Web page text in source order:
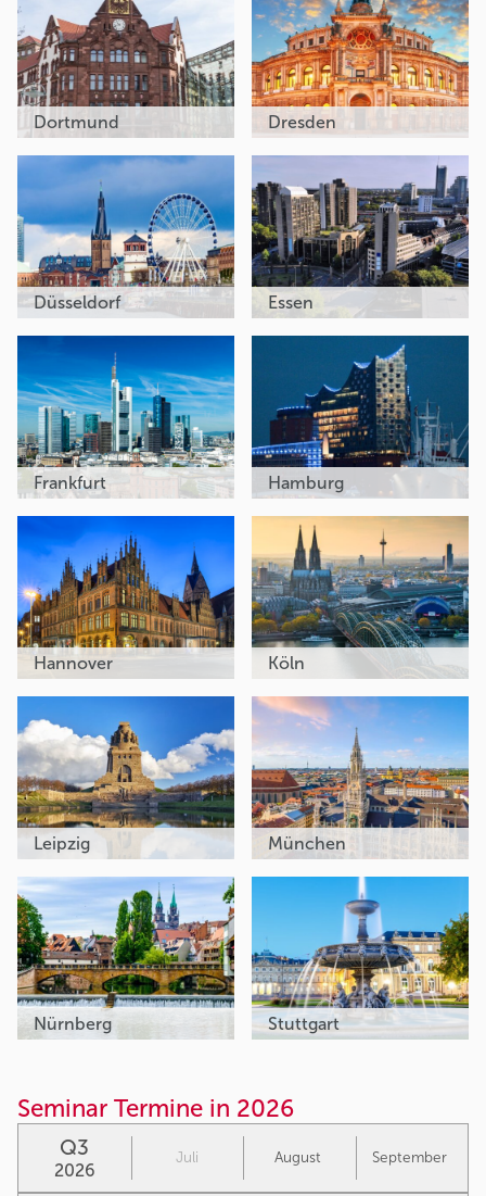
Dortmund Dresden
Düsseldorf Essen
Frankfurt Hamburg
Hannover Köln
Leipzig München
Nürnberg Stuttgart
Seminar Termine in 2026
Q3
2026
Juli August September